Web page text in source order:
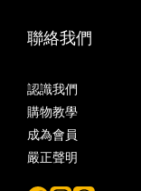
聯絡我們
認識我們
購物教學
成為會員
嚴正聲明